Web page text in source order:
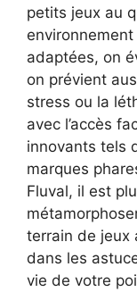
petits jeux au
adaptées, on
on prévient
stress ou la
avec l’accès
innovants tels
marques
Fluval, il est
terrain de jeux
dans les
vie de votre